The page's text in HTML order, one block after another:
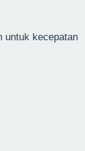
untuk kecepatan